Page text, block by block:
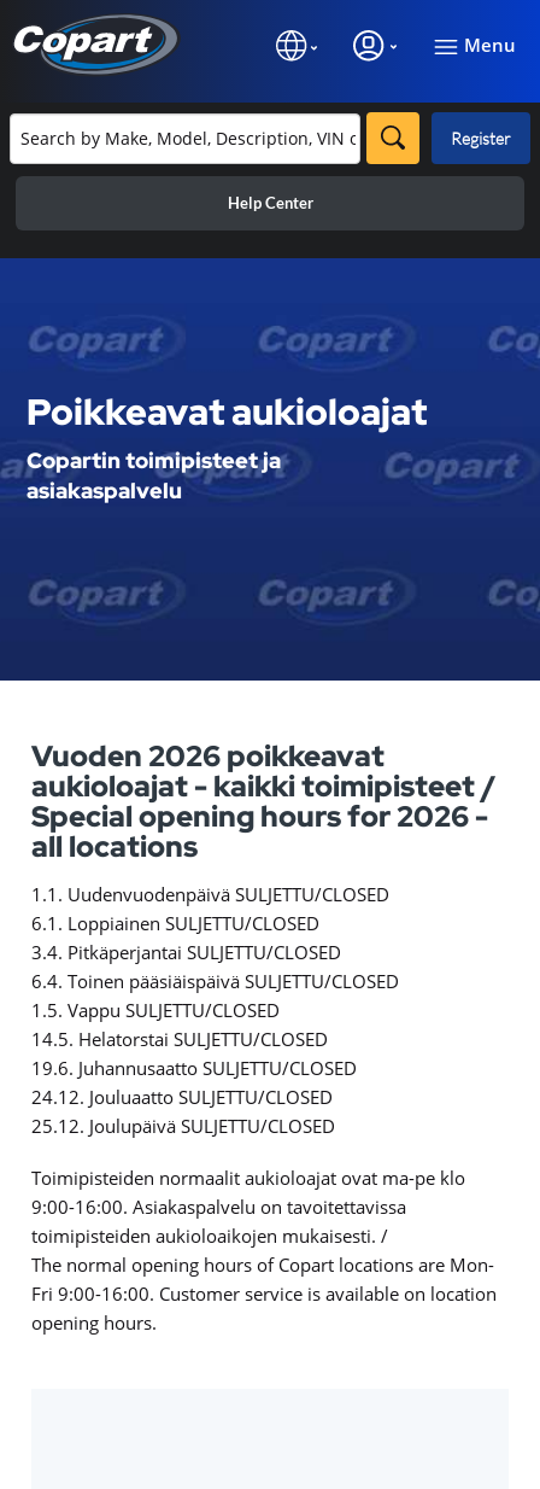
Menu
Register
Help Center
Poikkeavat aukioloajat
Copartin toimipisteet ja
asiakaspalvelu
Vuoden 2026 poikkeavat
aukioloajat - kaikki toimipisteet /
Special opening hours for 2026 -
all locations
1.1. Uudenvuodenpäivä SULJETTU/CLOSED
6.1. Loppiainen SULJETTU/CLOSED
3.4. Pitkäperjantai SULJETTU/CLOSED
6.4. Toinen pääsiäispäivä SULJETTU/CLOSED
1.5. Vappu SULJETTU/CLOSED
14.5. Helatorstai SULJETTU/CLOSED
19.6. Juhannusaatto SULJETTU/CLOSED
24.12. Jouluaatto SULJETTU/CLOSED
25.12. Joulupäivä SULJETTU/CLOSED
Toimipisteiden normaalit aukioloajat ovat ma-pe klo
9:00-16:00. Asiakaspalvelu on tavoitettavissa
toimipisteiden aukioloaikojen mukaisesti. /
The normal opening hours of Copart locations are Mon-
Fri 9:00-16:00. Customer service is available on location
opening hours.